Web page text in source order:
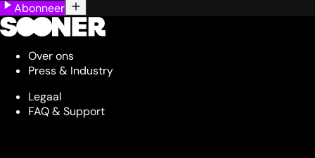
Abonneer
Over ons
Press & Industry
Legaal
FAQ & Support